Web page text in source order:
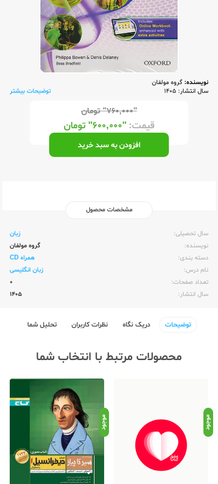
نویسنده: گروه مولفان
سال انتشار: 1405
توضیحات بیشتر
"۷۶۰,۰۰۰" تومان
قیمت:"۶۰۰,۰۰۰" تومان
افزودن به سبد خرید
مشخصات محصول
سال تحصیلی:‌
زبان
نویسنده:‌
گروه مولفان
دسته بندی:
همراه CD
نام درس:
زبان انگلیسی
تعداد صفحات:‌
0
سال انتشار:‌
1405
توضیحات دریک نگاه نظرات کاربران تحلیل شما
محصولات مرتبط با انتخاب شما
موجود موجود